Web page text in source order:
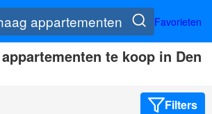
Favorieten
te koop in Den
Filters